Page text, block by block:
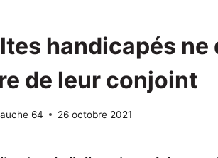
handicapés
de leur conjoint
64 26 octobre 2021